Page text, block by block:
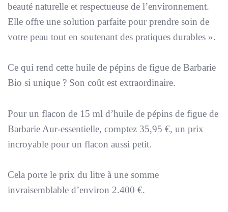
beauté naturelle et respectueuse de l’environnement.
Elle offre une solution parfaite pour prendre soin de
votre peau tout en soutenant des pratiques durables ».
Ce qui rend cette huile de pépins de figue de Barbarie
Bio si unique ? Son coût est extraordinaire.
Pour un flacon de 15 ml d’huile de pépins de figue de
Barbarie Aur-essentielle, comptez 35,95 €, un prix
incroyable pour un flacon aussi petit.
Cela porte le prix du litre à une somme
invraisemblable d’environ 2.400 €.